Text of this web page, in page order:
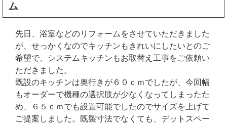
ム
先日、浴室などのリフォームをさせていただきました
が、せっかくなのでキッチンもきれいにしたいとのご
希望で、システムキッチンもお取替え工事をご依頼い
ただきました。
既設のキッチンは奥行きが６０ｃｍでしたが、今回幅
もオーダーで機種の選択肢が少なくなってしまったた
め、６５ｃｍでも設置可能でしたのでサイズを上げて
ご提案しました。既製寸法でなくても、デットスペー